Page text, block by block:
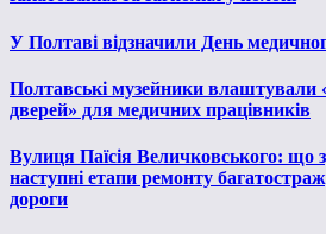
У Полтаві відзначили День
Полтавські музейники влаштували
дверей» для медичних працівників
Вулиця Паїсія Величковського: що
наступні етапи ремонту
дороги